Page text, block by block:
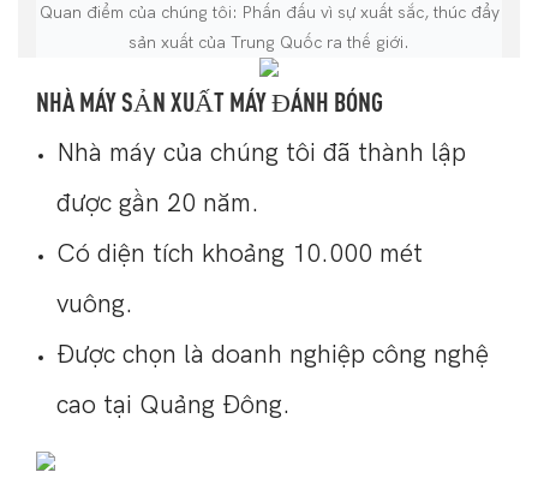
Quan điểm của chúng tôi: Phấn đấu vì sự xuất sắc, thúc đẩy
sản xuất của Trung Quốc ra thế giới.
NHÀ MÁY SẢN XUẤT MÁY ĐÁNH BÓNG
Nhà máy của chúng tôi đã thành lập
được gần 20 năm.
Có diện tích khoảng 10.000 mét
vuông.
Được chọn là doanh nghiệp công nghệ
cao tại Quảng Đông.